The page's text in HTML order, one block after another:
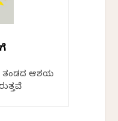
ತಂಡದ ಆಶಯ